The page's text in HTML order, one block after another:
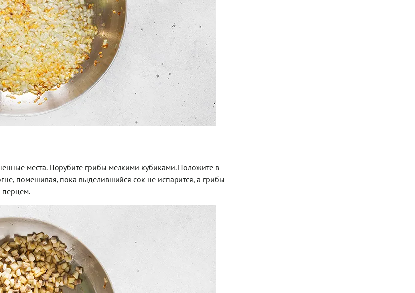
места. Порубите грибы мелкими кубиками. Положите в
помешивая, пока выделившийся сок не испарится, а грибы
перцем.